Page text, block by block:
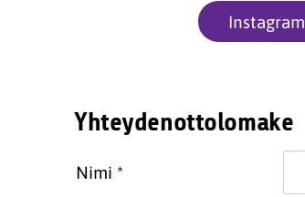
Instagram
Yhteydenottolomake
Nimi *